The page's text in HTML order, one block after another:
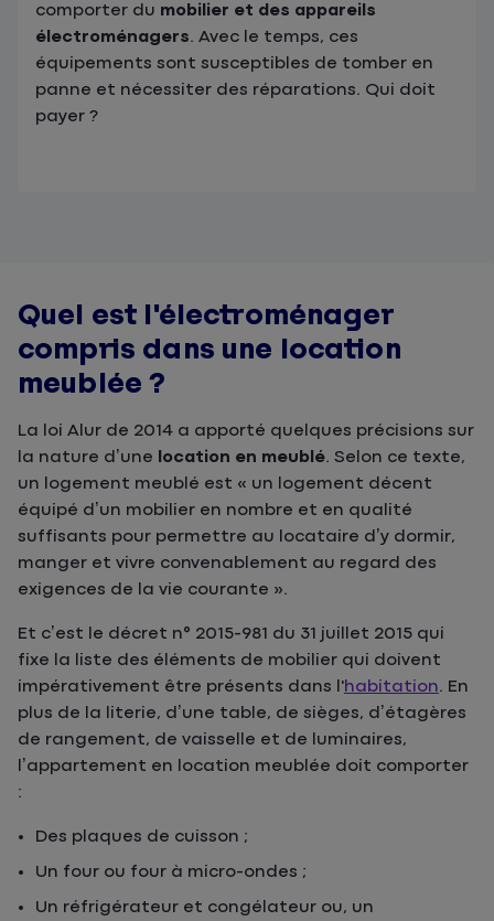
comporter du mobilier et des appareils
électroménagers. Avec le temps, ces
équipements sont susceptibles de tomber en
panne et nécessiter des réparations. Qui doit
payer ?
Quel est l'électroménager
compris dans une location
meublée ?
La loi Alur de 2014 a apporté quelques précisions sur
la nature d’une location en meublé. Selon ce texte,
un logement meublé est « un logement décent
équipé d’un mobilier en nombre et en qualité
suffisants pour permettre au locataire d’y dormir,
manger et vivre convenablement au regard des
exigences de la vie courante ».
Et c’est le décret n° 2015-981 du 31 juillet 2015 qui
fixe la liste des éléments de mobilier qui doivent
impérativement être présents dans l'habitation. En
plus de la literie, d’une table, de sièges, d’étagères
de rangement, de vaisselle et de luminaires,
l’appartement en location meublée doit comporter
:
Des plaques de cuisson ;
Un four ou four à micro-ondes ;
Un réfrigérateur et congélateur ou, un